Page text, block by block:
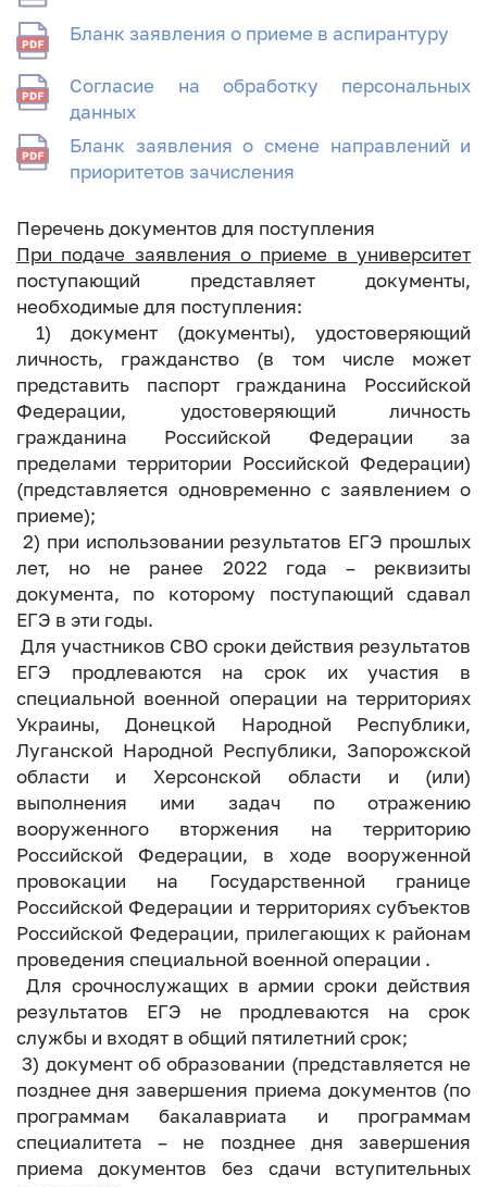
Бланк заявления о приеме в аспирантуру
Согласие на обработку персональных
данных
Бланк заявления о смене направлений и
приоритетов зачисления
Перечень документов для поступления
При подаче заявления о приеме в университет
поступающий представляет документы,
необходимые для поступления:
1) документ (документы), удостоверяющий
личность, гражданство (в том числе может
представить паспорт гражданина Российской
Федерации, удостоверяющий личность
гражданина Российской Федерации за
пределами территории Российской Федерации)
(представляется одновременно с заявлением о
приеме);
2) при использовании результатов ЕГЭ прошлых
лет, но не ранее 2022 года – реквизиты
документа, по которому поступающий сдавал
ЕГЭ в эти годы.
Для участников СВО сроки действия результатов
ЕГЭ продлеваются на срок их участия в
специальной военной операции на территориях
Украины, Донецкой Народной Республики,
Луганской Народной Республики, Запорожской
области и Херсонской области и (или)
выполнения ими задач по отражению
вооруженного вторжения на территорию
Российской Федерации, в ходе вооруженной
провокации на Государственной границе
Российской Федерации и территориях субъектов
Российской Федерации, прилегающих к районам
проведения специальной военной операции .
Для срочнослужащих в армии сроки действия
результатов ЕГЭ не продлеваются на срок
службы и входят в общий пятилетний срок;
3) документ об образовании (представляется не
позднее дня завершения приема документов (по
программам бакалавриата и программам
специалитета – не позднее дня завершения
приема документов без сдачи вступительных